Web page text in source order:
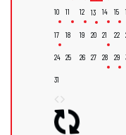
10 11 12 13 14 15
17 18 19 20 21 22
24 25 26 27 28 29
31